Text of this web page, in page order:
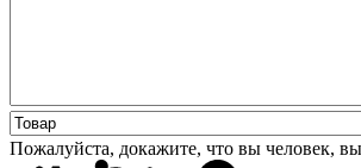
Пожалуйста, докажите, что вы человек,